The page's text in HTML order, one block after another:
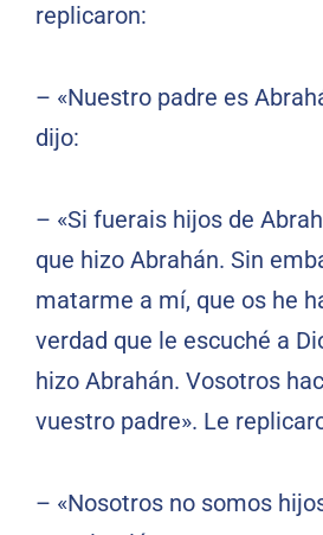
replicaron:
– «Nuestro padre es
dijo:
– «Si fuerais hijos de
que hizo Abrahán. Sin
matarme a mí, que os he
verdad que le escuché a
hizo Abrahán. Vosotros
vuestro padre». Le
– «Nosotros no somos